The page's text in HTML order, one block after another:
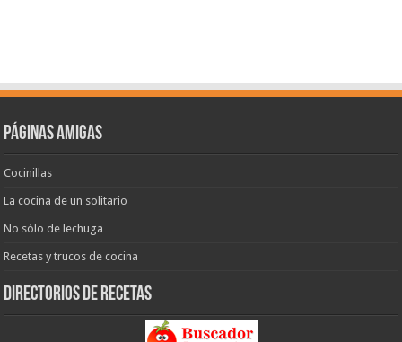
Páginas amigas
Cocinillas
La cocina de un solitario
No sólo de lechuga
Recetas y trucos de cocina
Directorios de recetas